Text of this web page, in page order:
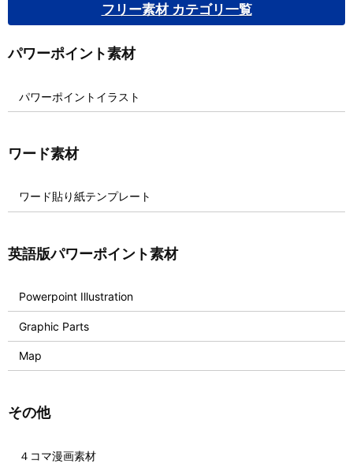
フリー素材 カテゴリ一覧
パワーポイント素材
パワーポイントイラスト
ワード素材
ワード貼り紙テンプレート
英語版パワーポイント素材
Powerpoint Illustration
Graphic Parts
Map
その他
４コマ漫画素材